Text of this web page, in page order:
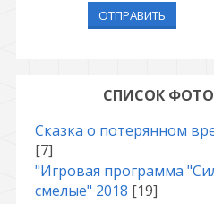
ОТПРАВИТЬ
СПИСОК
Сказка о потерянном
[7]
"Игровая программа
смелые" 2018 [19]